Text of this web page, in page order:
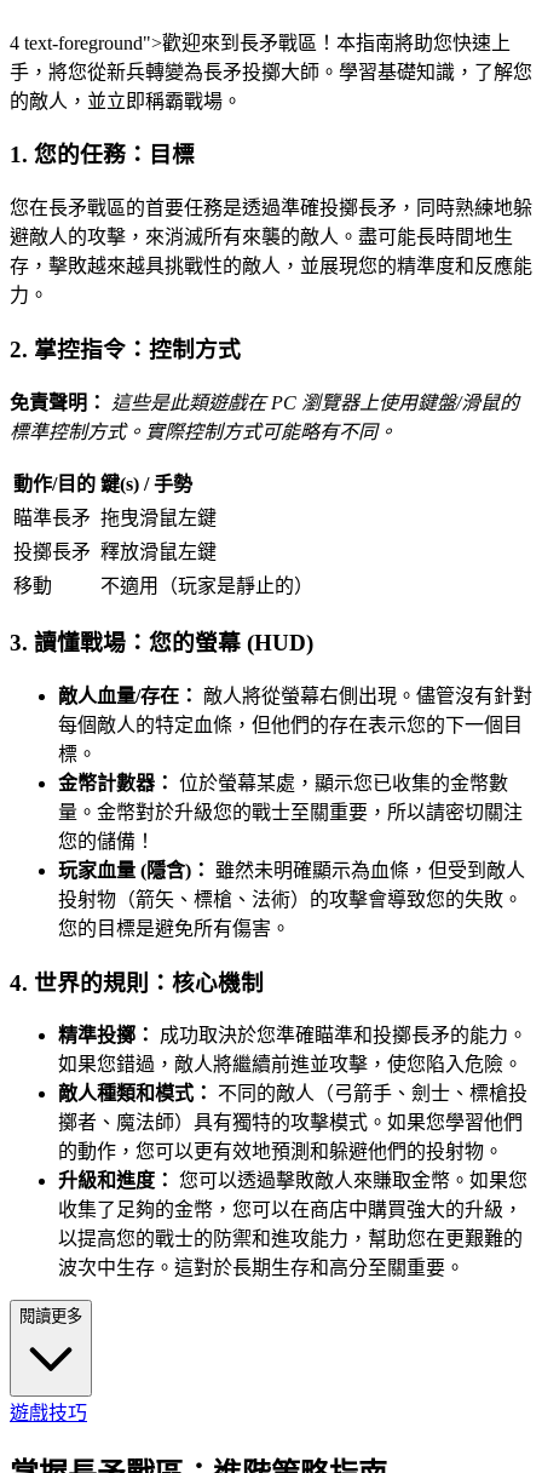
4 text-foreground">歡迎來到長矛戰區！本指南將助您快速上
手，將您從新兵轉變為長矛投擲大師。學習基礎知識，了解您
的敵人，並立即稱霸戰場。
1. 您的任務：目標
您在長矛戰區的首要任務是透過準確投擲長矛，同時熟練地躲
避敵人的攻擊，來消滅所有來襲的敵人。盡可能長時間地生
存，擊敗越來越具挑戰性的敵人，並展現您的精準度和反應能
力。
2. 掌控指令：控制方式
免責聲明：
這些是此類遊戲在 PC 瀏覽器上使用鍵盤/滑鼠的
標準控制方式。實際控制方式可能略有不同。
動作/目的 鍵(s) / 手勢
瞄準長矛 拖曳滑鼠左鍵
投擲長矛 釋放滑鼠左鍵
移動
不適用（玩家是靜止的）
3. 讀懂戰場：您的螢幕 (HUD)
敵人血量/存在： 敵人將從螢幕右側出現。儘管沒有針對
每個敵人的特定血條，但他們的存在表示您的下一個目
標。
金幣計數器： 位於螢幕某處，顯示您已收集的金幣數
量。金幣對於升級您的戰士至關重要，所以請密切關注
您的儲備！
玩家血量 (隱含)：
雖然未明確顯示為血條，但受到敵人
投射物（箭矢、標槍、法術）的攻擊會導致您的失敗。
您的目標是避免所有傷害。
4. 世界的規則：核心機制
精準投擲：
成功取決於您準確瞄準和投擲長矛的能力。
如果您錯過，敵人將繼續前進並攻擊，使您陷入危險。
敵人種類和模式：
不同的敵人（弓箭手、劍士、標槍投
擲者、魔法師）具有獨特的攻擊模式。如果您學習他們
的動作，您可以更有效地預測和躲避他們的投射物。
升級和進度： 您可以透過擊敗敵人來賺取金幣。如果您
收集了足夠的金幣，您可以在商店中購買強大的升級，
以提高您的戰士的防禦和進攻能力，幫助您在更艱難的
波次中生存。這對於長期生存和高分至關重要。
閱讀更多
遊戲技巧